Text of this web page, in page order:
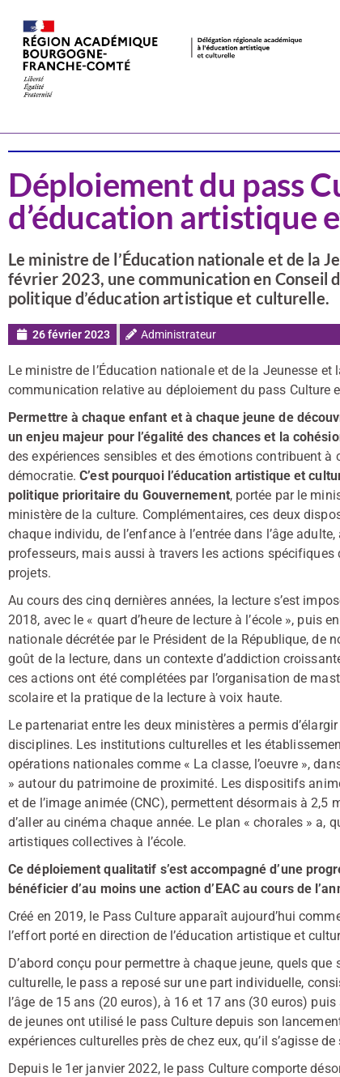
Déploiement du pass
d’éducation artistique
Le ministre de l’Éducation nationale et de la
février 2023, une communication en Conseil
politique d’éducation artistique et culturelle.
26 février 2023 Administrateur
Le ministre de l’Éducation nationale et de la Jeunesse
communication relative au déploiement du pass Culture
Permettre à chaque enfant et à chaque jeune de
un enjeu majeur pour l’égalité des chances et la
des expériences sensibles et des émotions contribuent
démocratie. C’est pourquoi l’éducation artistique et
politique prioritaire du Gouvernement, portée par le
ministère de la culture. Complémentaires, ces deux
chaque individu, de l’enfance à l’entrée dans l’âge
professeurs, mais aussi à travers les actions spécifiques
projets.
Au cours des cinq dernières années, la lecture s’est
2018, avec le « quart d’heure de lecture à l’école », puis
nationale décrétée par le Président de la République, de
goût de la lecture, dans un contexte d’addiction
ces actions ont été complétées par l’organisation de
scolaire et la pratique de la lecture à voix haute.
Le partenariat entre les deux ministères a permis
disciplines. Les institutions culturelles et les
opérations nationales comme « La classe, l’oeuvre »,
» autour du patrimoine de proximité. Les dispositifs
et de l’image animée (CNC), permettent désormais à 2,5
d’aller au cinéma chaque année. Le plan « chorales » a,
artistiques collectives à l’école.
Ce déploiement qualitatif s’est accompagné d’une
bénéficier d’au moins une action d’EAC au cours de
Créé en 2019, le Pass Culture apparaît aujourd’hui
l’effort porté en direction de l’éducation artistique et
D’abord conçu pour permettre à chaque jeune, quels
culturelle, le pass a reposé sur une part individuelle,
l’âge de 15 ans (20 euros), à 16 et 17 ans (30 euros)
de jeunes ont utilisé le pass Culture depuis son
expériences culturelles près de chez eux, qu’il s’agisse
Depuis le 1er janvier 2022, le pass Culture comporte